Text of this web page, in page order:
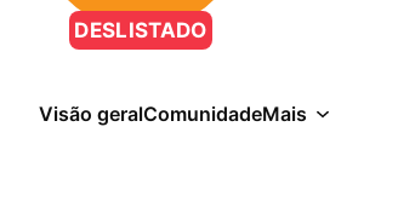
DESLISTADO
Visão geralComunidadeMais